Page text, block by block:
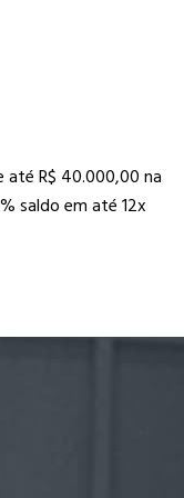
até R$ 40.000,00 na
saldo em até 12x